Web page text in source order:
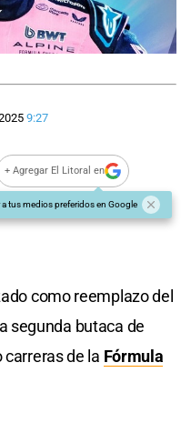
9:27
+ Agregar El Litoral en
a tus medios preferidos en Google
como reemplazo del
segunda butaca de
de la Fórmula